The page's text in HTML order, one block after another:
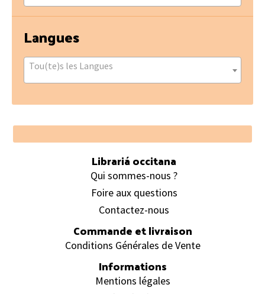
Langues
Tou(te)s les Langues
Footer
Librariá occitana
Qui sommes-nous ?
Foire aux questions
Contactez-nous
Commande et livraison
Conditions Générales de Vente
Informations
Mentions légales